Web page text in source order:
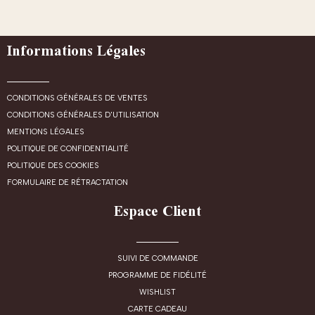
Informations Légales
CONDITIONS GÉNÉRALES DE VENTES
CONDITIONS GÉNÉRALES D'UTILISATION
MENTIONS LÉGALES
POLITIQUE DE CONFIDENTIALITÉ
POLITIQUE DES COOKIES
FORMULAIRE DE RÉTRACTATION
Espace Client
SUIVI DE COMMANDE
PROGRAMME DE FIDÉLITÉ
WISHLIST
CARTE CADEAU